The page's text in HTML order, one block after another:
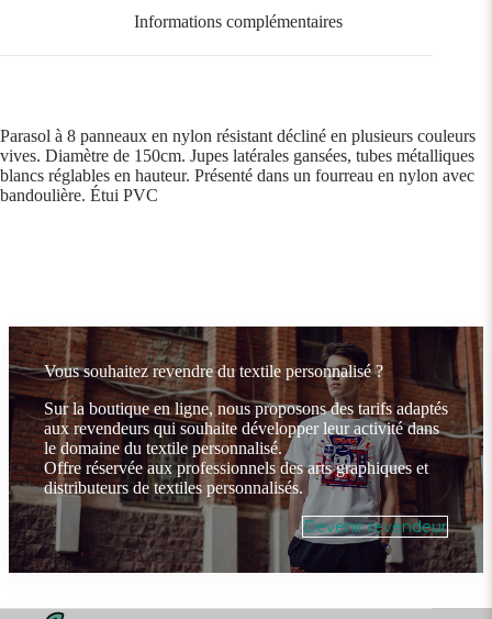
Informations complémentaires
Parasol à 8 panneaux en nylon résistant décliné en plusieurs couleurs
vives. Diamètre de 150cm. Jupes latérales gansées, tubes métalliques
blancs réglables en hauteur. Présenté dans un fourreau en nylon avec
bandoulière. Étui PVC
Vous souhaitez revendre du textile personnalisé ?
Sur la boutique en ligne, nous proposons des tarifs adaptés
aux revendeurs qui souhaite développer leur activité dans
le domaine du textile personnalisé.
Offre réservée aux professionnels des arts graphiques et
distributeurs de textiles personnalisés.
Devenir revendeur